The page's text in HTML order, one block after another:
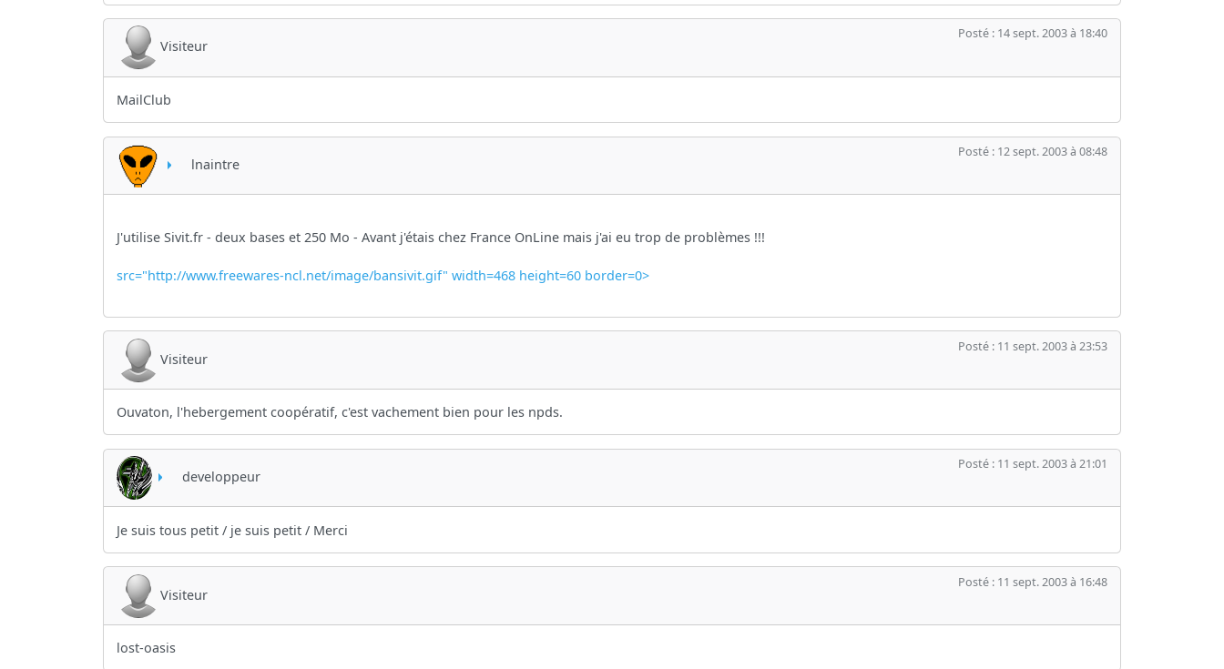
Visiteur
Posté : 14 sept. 2003 à 18:40
MailClub
lnaintre
Posté : 12 sept. 2003 à 08:48
J'utilise Sivit.fr - deux bases et 250 Mo - Avant j'étais chez France OnLine mais j'ai eu trop de problèmes !!!
src="http://www.freewares-ncl.net/image/bansivit.gif" width=468 height=60 border=0>
Visiteur
Posté : 11 sept. 2003 à 23:53
Ouvaton, l'hebergement coopératif, c'est vachement bien pour les npds.
developpeur
Posté : 11 sept. 2003 à 21:01
Je suis tous petit / je suis petit / Merci
Visiteur
Posté : 11 sept. 2003 à 16:48
lost-oasis